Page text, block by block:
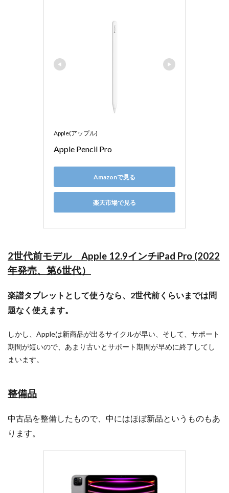
Apple(アップル)
Apple Pencil Pro
Amazonで見る
楽天市場で見る
2世代前モデル Apple 12.9インチiPad Pro (2022
年発売、第6世代）
楽譜タブレットとして使うなら、2世代前くらいまでは問
題なく使えます。
しかし、Appleは新商品が出るサイクルが早い、そして、サポート
期間が短いので、あまり古いとサポート期間が早めに終了してし
まいます。
整備品
中古品を整備したもので、中にはほぼ新品というものもあ
ります。